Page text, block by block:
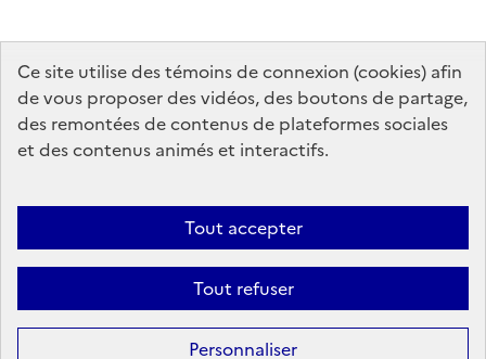
Ce site utilise des témoins de connexion (cookies) afin
de vous proposer des vidéos, des boutons de partage,
des remontées de contenus de plateformes sociales
et des contenus animés et interactifs.
Tout accepter
Tout refuser
Personnaliser
data.gouv.fr legifrance.gouv.fr
info.gouv.fr
service-public.gouv.fr
Contact Mentions légales
Accessibilité : partiellement conforme
Politique générale de protection des données
des témoins de connexion (cookies)
Plan du site
Sauf mention contraire, tous les contenus de ce site sont sous